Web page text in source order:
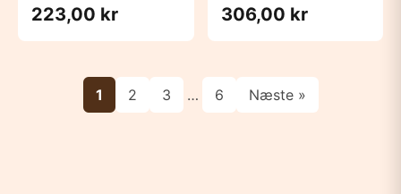
223,00 kr 306,00 kr
1 2 3 … 6 Næste »